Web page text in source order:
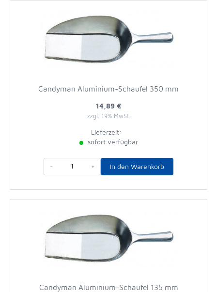
Candyman Aluminium-Schaufel 350 mm
14,89 €
zzgl. 19% MwSt.
Lieferzeit:
sofort verfügbar
- + In den Warenkorb
Candyman Aluminium-Schaufel 135 mm